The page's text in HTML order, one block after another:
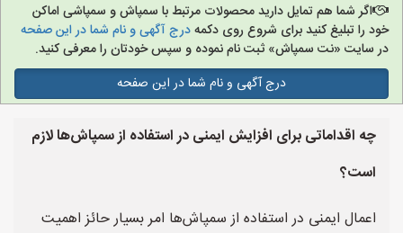
اگر شما هم تمایل دارید محصولات مرتبط با سمپاش و سمپاشی اماکن
خود را تبلیغ کنید برای شروع روی دکمهدرج آگهی و نام شما در این صفحه
در سایت «نت سمپاش» ثبت نام نموده و سپس خودتان را معرفی کنید.
درج آگهی و نام شما در این صفحه
چه اقداماتی برای افزایش ایمنی در استفاده از سمپاش‌ها لازم
است؟
اعمال ایمنی در استفاده از سمپاش‌ها امر بسیار حائز اهمیت